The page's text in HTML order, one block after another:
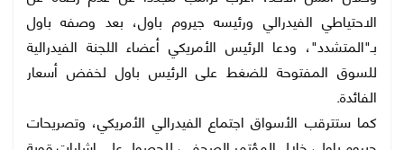
الاحتياطي الفيدرالي ورئيسه جيروم باول، بعد وصفه باول
بـ"المتشدد"، ودعا الرئيس الأمريكي أعضاء اللجنة الفيدرالية
للسوق المفتوحة للضغط على الرئيس باول لخفض أسعار
الفائدة.
كما ستترقب الأسواق اجتماع الفيدرالي الأمريكي، وتصريحات